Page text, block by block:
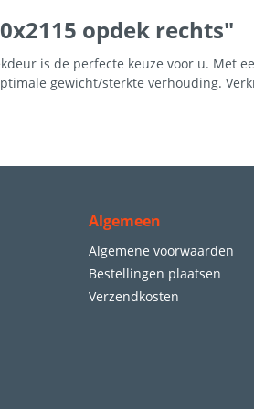
opdek rechts"
is de perfecte keuze voor u. Met
gewicht/sterkte verhouding.
Algemeen
Algemene voorwaarden
Bestellingen plaatsen
Verzendkosten